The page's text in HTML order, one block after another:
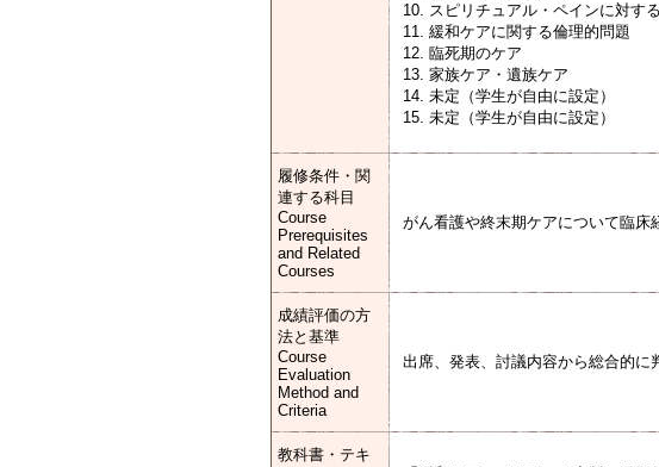
10. スピリチュアル・ペインに対す
11. 緩和ケアに関する倫理的問題
12. 臨死期のケア
13. 家族ケア・遺族ケア
14. 未定（学生が自由に設定）
15. 未定（学生が自由に設定）
履修条件・関
連する科目
Course
Prerequisites
and Related
Courses
がん看護や終末期ケアについて臨床
成績評価の方
法と基準
Course
Evaluation
Method and
Criteria
出席、発表、討議内容から総合的に
教科書・テキ